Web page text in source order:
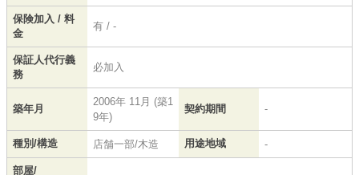
保険加入 / 料
金
有 / -
保証人代行義
務
必加入
築年月
2006年 11月 (築1
9年)
契約期間 -
種別/構造 店舗一部/木造 用途地域 -
部屋/